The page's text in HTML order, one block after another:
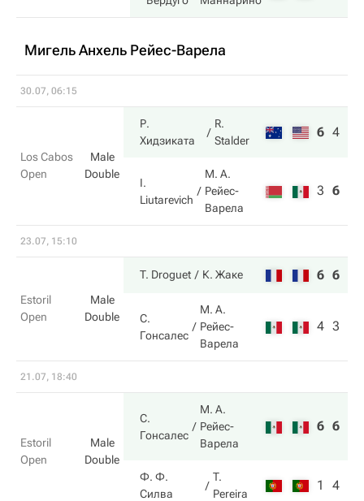
Мигель Анхель Рейес-Варела
30.07, 06:15
Los Cabos
Open
Male
Double
Р.
Хидзиката
R.
Stalder
6 4
I.
Liutarevich
М. А.
Рейес-
Варела
3 6
23.07, 15:10
Estoril
Open
Male
Double
T. Droguet К. Жаке 6 6
С.
Гонсалес
М. А.
Рейес-
Варела
4 3
21.07, 18:40
Estoril
Open
Male
Double
С.
Гонсалес
М. А.
Рейес-
Варела
6 6
Ф. Ф.
Силва
T.
Pereira
1 4